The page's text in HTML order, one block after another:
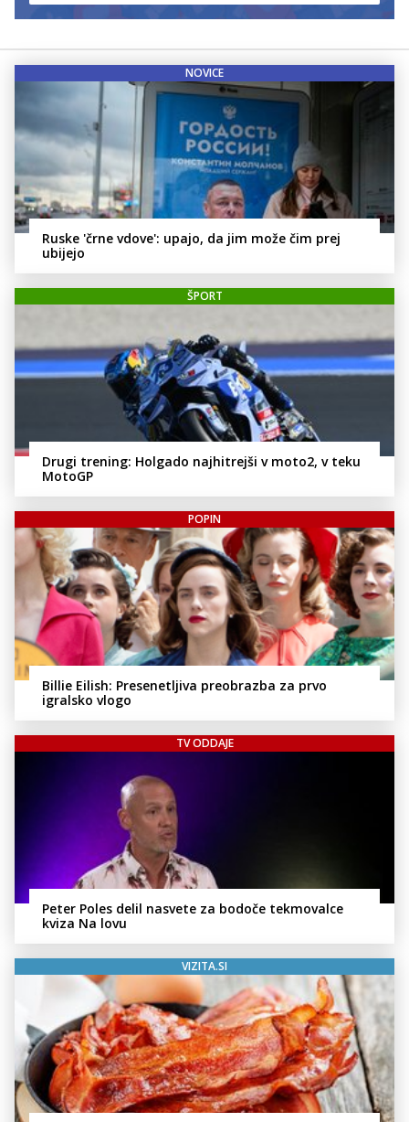
NOVICE
Ruske 'črne vdove': upajo, da jim može čim prej
ubijejo
ŠPORT
Drugi trening: Holgado najhitrejši v moto2, v teku
MotoGP
POPIN
Billie Eilish: Presenetljiva preobrazba za prvo
igralsko vlogo
TV ODDAJE
Peter Poles delil nasvete za bodoče tekmovalce
kviza Na lovu
VIZITA.SI